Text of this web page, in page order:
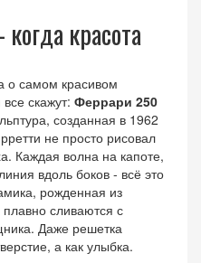
красота
о самом красивом
скажут: Феррари 250
созданная в 1962
не просто рисовал
Каждая волна на капоте,
вдоль боков - всё это
рожденная из
плавно сливаются с
Даже решетка
а как улыбка.